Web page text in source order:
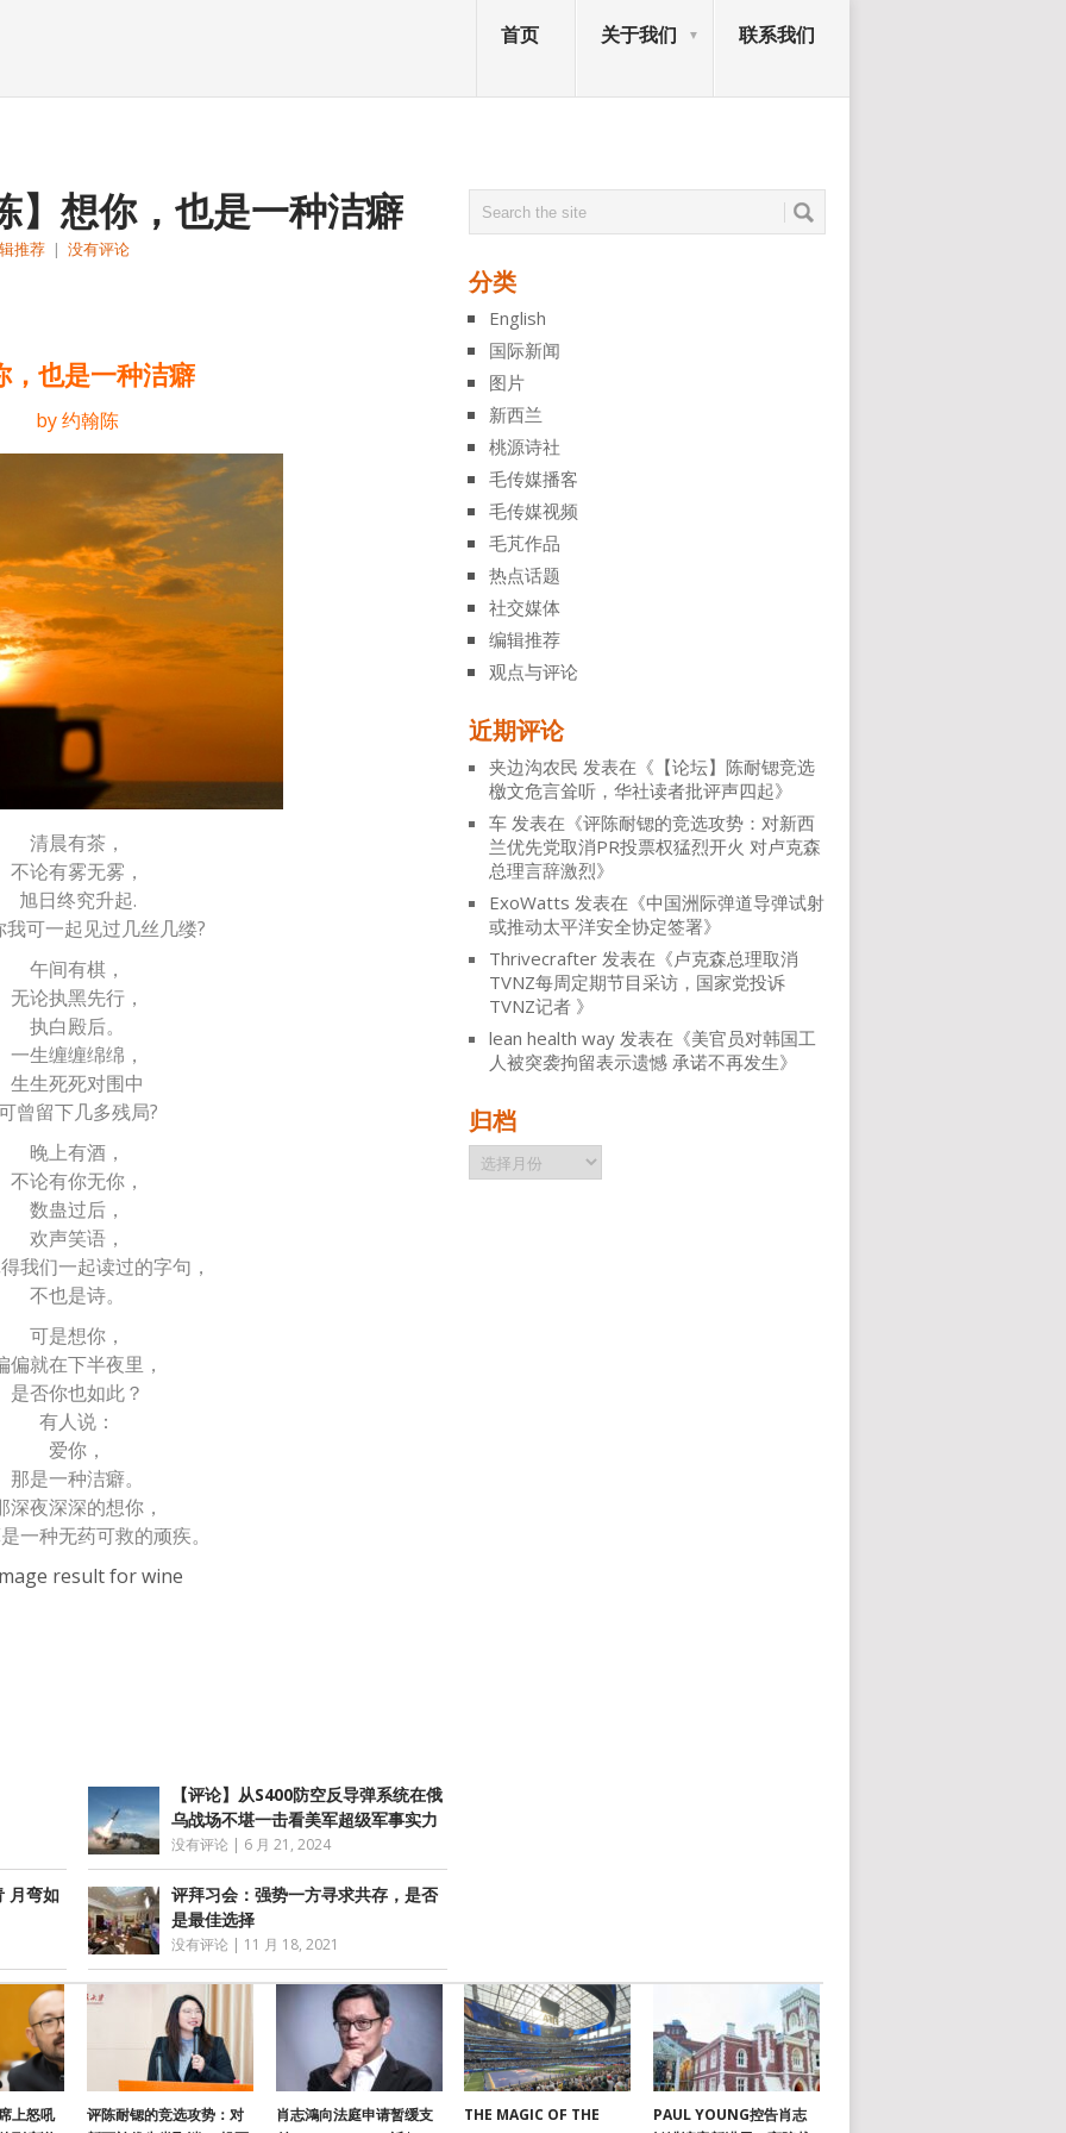
首页 关于我们 联系我们
】想你，也是一种洁癖
推荐 | 没有评论
，也是一种洁癖
by 约翰陈
清晨有茶，
不论有雾无雾，
旭日终究升起.
我可一起见过几丝几缕?
午间有棋，
无论执黑先行，
执白殿后。
一生缠缠绵绵，
生生死死对围中
曾留下几多残局?
晚上有酒，
不论有你无你，
数蛊过后，
欢声笑语，
我们一起读过的字句，
不也是诗。
可是想你，
偏就在下半夜里，
是否你也如此？
有人说：
爱你，
那是一种洁癖。
深夜深深的想你，
一种无药可救的顽疾。
【评论】从S400防空反导弹系统在俄
乌战场不堪一击看美军超级军事实力
没有评论 | 6 月 21, 2024
月弯如
评拜习会：强势一方寻求共存，是否
是最佳选择
没有评论 | 11 月 18, 2021
分类
English
国际新闻
图片
新西兰
桃源诗社
毛传媒播客
毛传媒视频
毛芃作品
热点话题
社交媒体
编辑推荐
观点与评论
近期评论
夹边沟农民 发表在《 【论坛】陈耐锶竞选
檄文危言耸听，华社读者批评声四起》
车 发表在《评陈耐锶的竞选攻势：对新西
兰优先党取消PR投票权猛烈开火 对卢克森
总理言辞激烈》
ExoWatts 发表在《中国洲际弹道导弹试射
或推动太平洋安全协定签署》
Thrivecrafter 发表在《卢克森总理取消
TVNZ每周定期节目采访，国家党投诉
TVNZ记者 》
lean health way 发表在《美官员对韩国工
人被突袭拘留表示遗憾 承诺不再发生》
归档
归
档
上怒吼
评陈耐锶的竞选攻势：对
肖志鴻向法庭申请暂缓支
THE MAGIC OF THE
PAUL YOUNG控告肖志